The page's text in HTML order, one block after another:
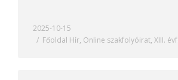
2025-10-15
Főoldal Hír, Online szakfolyóirat, XIII.